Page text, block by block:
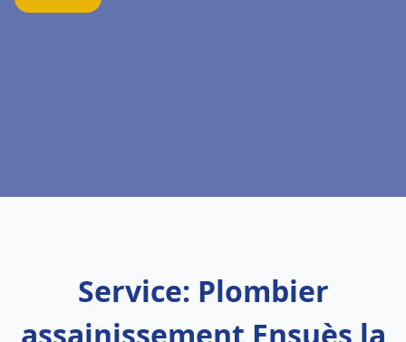
Service: Plombier